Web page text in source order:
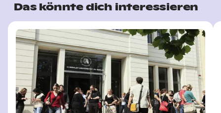
Das könnte dich interessieren